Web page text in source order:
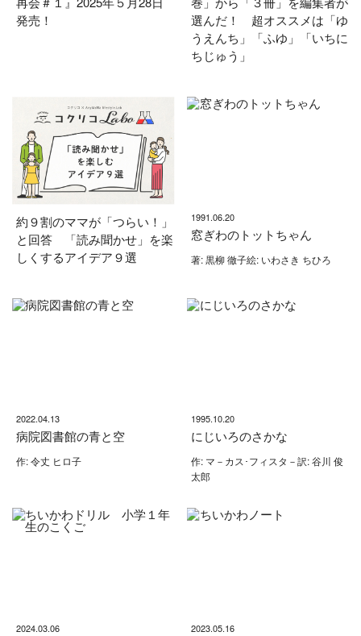
発売！
選んだ！ 超オススメは「ゆ
うえんち」「ふゆ」「いちに
ちじゅう」
約９割のママが「つらい！」
と回答 「読み聞かせ」を楽
しくするアイデア９選
1991.06.20
窓ぎわのトットちゃん
著: 黒柳 徹子絵: いわさき ちひろ
2022.04.13
病院図書館の青と空
作: 令丈 ヒロ子
1995.10.20
にじいろのさかな
作: マ－カス･フィスタ－訳: 谷川 俊
太郎
2024.03.06 2023.05.16